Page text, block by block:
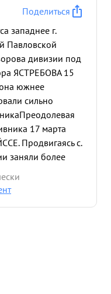
Поделиться
западнее г.
Павловской
дивизии под
ЯСТРЕБОВА 15
южнее
сильно
Преодолевая
17 марта
Продвигаясь с.
заняли более
истребили
и техники врага.
24.3.45